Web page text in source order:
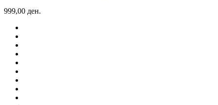
999,00 ден.